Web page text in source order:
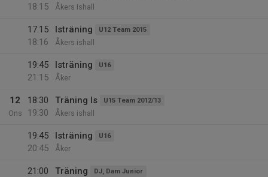
18:15
Åkers Ishall
17:15
18:16
Isträning U12 Team 2015
Åkers ishall
19:45
21:15
Isträning U16
Åker
12
Ons
18:30
19:30
Träning Is U15 Team 2012/13
Åkers ishall
19:45
20:45
Isträning U16
Åker
21:00
Träning DJ, Dam Junior